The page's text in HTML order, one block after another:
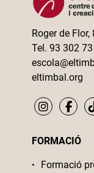
Roger de
Tel. 93 302
eltimbal.org
FORMACIÓ
Formació